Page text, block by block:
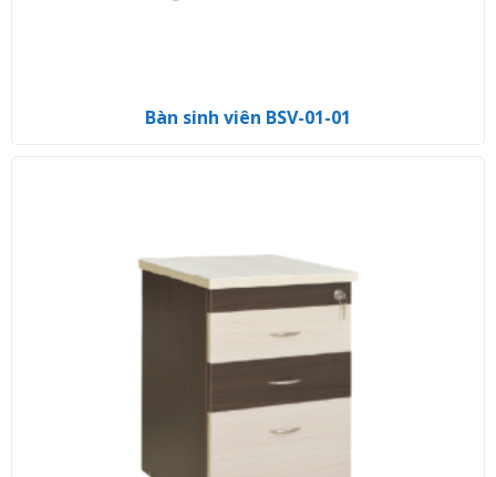
Bàn sinh viên BSV-01-01